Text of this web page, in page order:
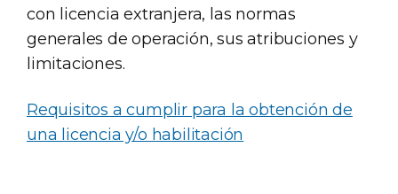
con licencia extranjera, las normas
generales de operación, sus atribuciones y
limitaciones.
Requisitos a cumplir para la obtención de
una licencia y/o habilitación